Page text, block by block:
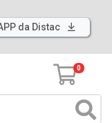
da Distac
0